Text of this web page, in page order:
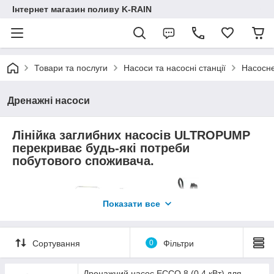
Інтернет магазин поливу K-RAIN
Товари та послуги Насоси та насосні станції
Дренажні насоси
Лінійка заглибних насосів ULTROPUMP
перекриває будь-які потреби
побутового споживача.
Показати все
Сортування 0 Фільтри